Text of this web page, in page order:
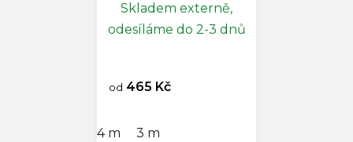
Skladem externě,
odesíláme do 2-3 dnů
od 465 Kč
4 m 3 m